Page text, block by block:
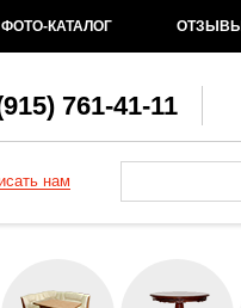
ФОТО-КАТАЛОГ ОТЗЫВЫ
761-41-11
нам